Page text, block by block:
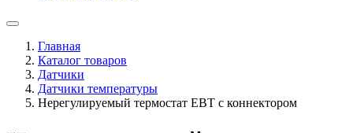
Главная
Каталог товаров
Датчики
Датчики температуры
Нерегулируемый термостат EBT с коннектором